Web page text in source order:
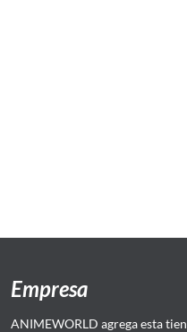
Empresa
ANIMEWORLD agrega esta